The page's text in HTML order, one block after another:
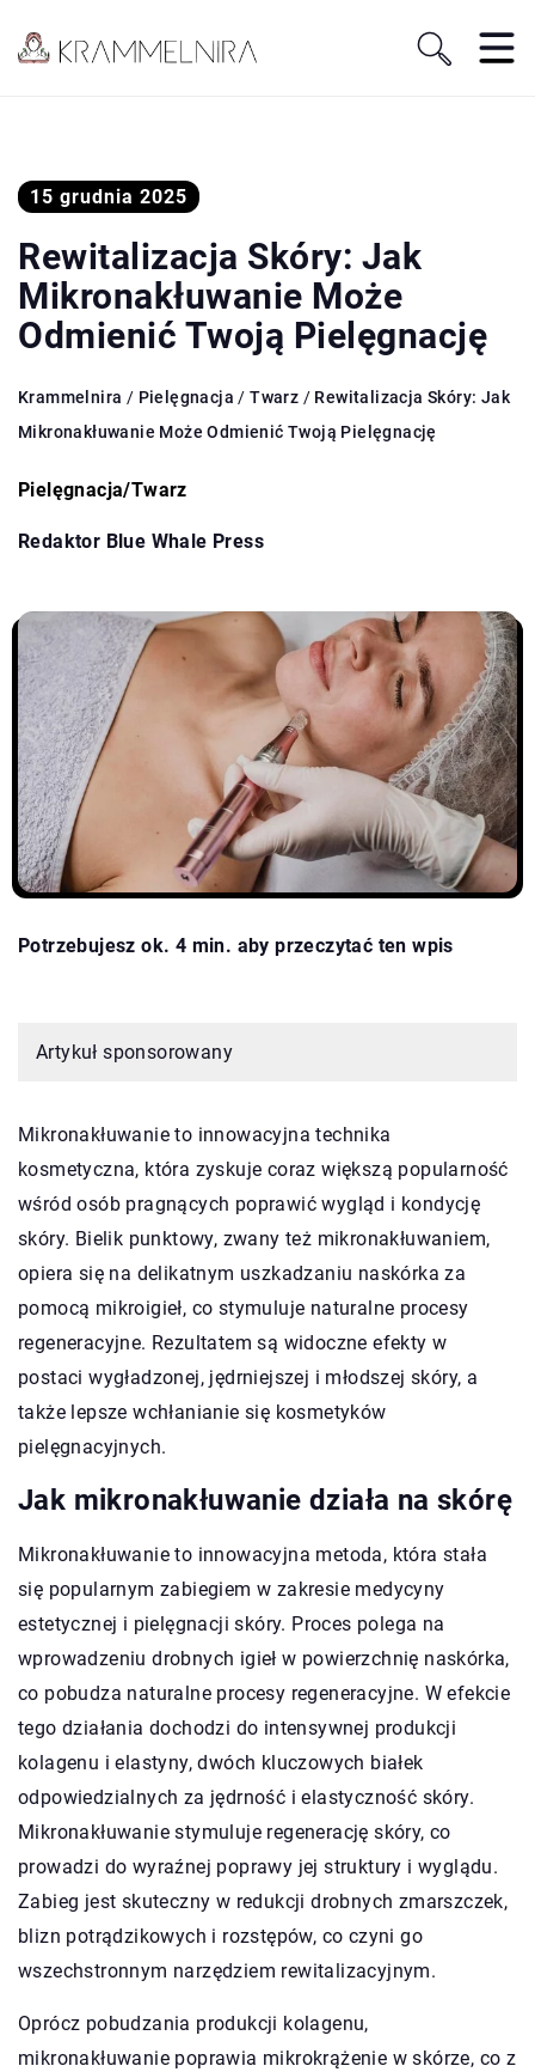
15 grudnia 2025
Rewitalizacja Skóry: Jak
Mikronakłuwanie Może
Odmienić Twoją Pielęgnację
Krammelnira / Pielęgnacja /Twarz / Rewitalizacja Skóry: Jak
Mikronakłuwanie Może Odmienić Twoją Pielęgnację
Pielęgnacja/Twarz
Redaktor Blue Whale Press
Potrzebujesz ok. 4 min. aby przeczytać ten wpis
Artykuł sponsorowany
Mikronakłuwanie to innowacyjna technika
kosmetyczna, która zyskuje coraz większą popularność
wśród osób pragnących poprawić wygląd i kondycję
skóry. Bielik punktowy, zwany też mikronakłuwaniem,
opiera się na delikatnym uszkadzaniu naskórka za
pomocą mikroigieł, co stymuluje naturalne procesy
regeneracyjne. Rezultatem są widoczne efekty w
postaci wygładzonej, jędrniejszej i młodszej skóry, a
także lepsze wchłanianie się kosmetyków
pielęgnacyjnych.
Jak mikronakłuwanie działa na skórę
Mikronakłuwanie to innowacyjna metoda, która stała
się popularnym zabiegiem w zakresie medycyny
estetycznej i pielęgnacji skóry. Proces polega na
wprowadzeniu drobnych igieł w powierzchnię naskórka,
co pobudza naturalne procesy regeneracyjne. W efekcie
tego działania dochodzi do intensywnej produkcji
kolagenu i elastyny, dwóch kluczowych białek
odpowiedzialnych za jędrność i elastyczność skóry.
Mikronakłuwanie stymuluje regenerację skóry, co
prowadzi do wyraźnej poprawy jej struktury i wyglądu.
Zabieg jest skuteczny w redukcji drobnych zmarszczek,
blizn potrądzikowych i rozstępów, co czyni go
wszechstronnym narzędziem rewitalizacyjnym.
Oprócz pobudzania produkcji kolagenu,
mikronakłuwanie poprawia mikrokrążenie w skórze, co z